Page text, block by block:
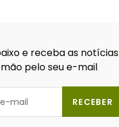
e receba as notícias
pelo seu e-mail
RECEBER